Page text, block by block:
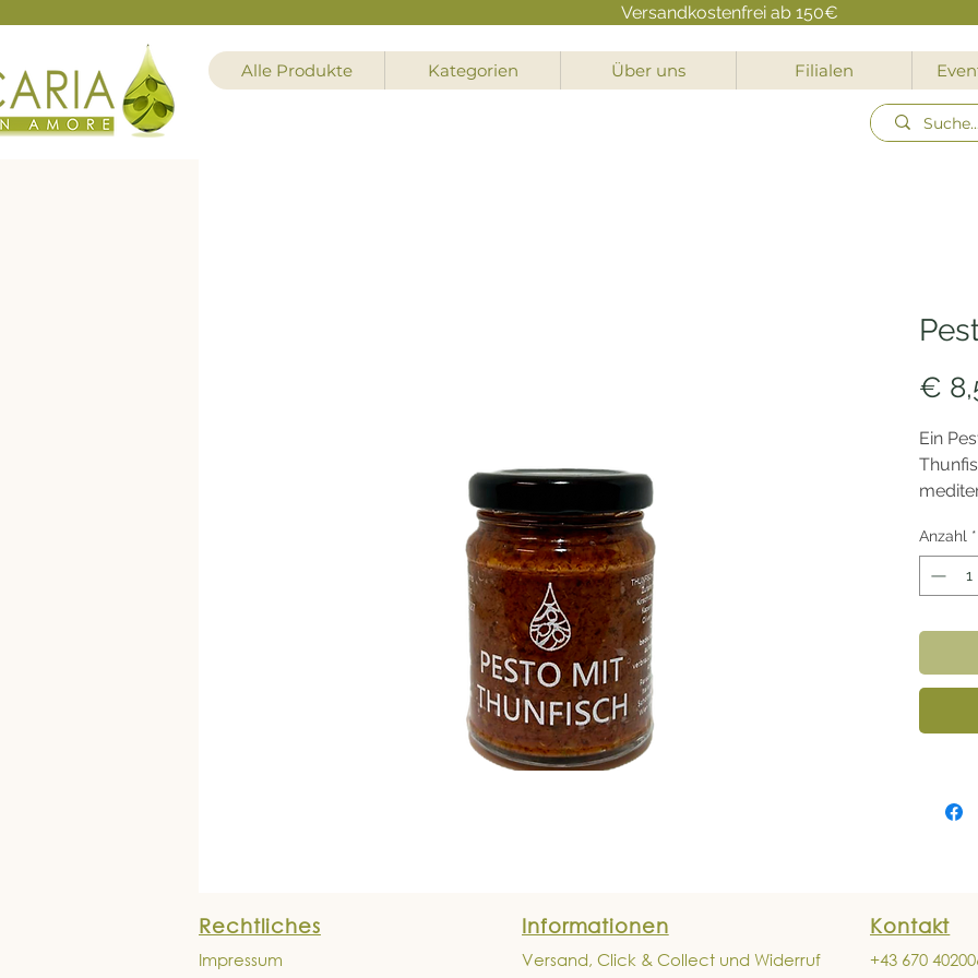
Versandkostenfrei ab 150€
Alle Produkte Kategorien Über uns Filialen
€
Ein
Ideal
Anzahl *
Rechtliches
Impressum
Informationen
Versand, Click & Collect und Widerruf
Kontakt
+43 670